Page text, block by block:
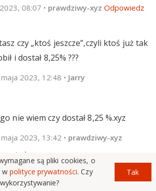
08:07 • prawdziwy-xyz Odpowiedz
czy „ktoś jeszcze”,czyli ktoś już tak
i dostał 8,25% ???
2023, 12:48 • Jarry
nie wiem czy dostał 8,25 %.xyz
2023, 13:42 • prawdziwy-xyz
są pliki cookies, o
wpolityce prywatności. Czy
Tak